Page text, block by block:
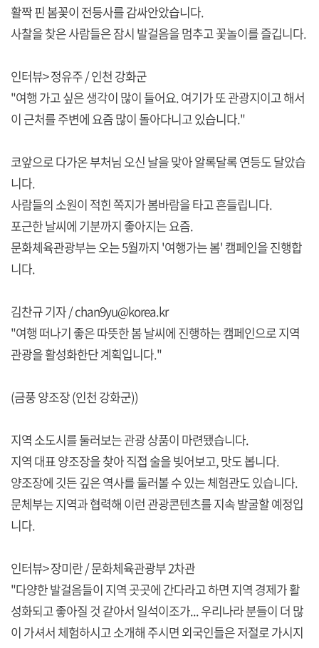
활짝 핀 봄꽃이 전등사를 감싸안았습니다.
사찰을 찾은 사람들은 잠시 발걸음을 멈추고 꽃놀이를 즐깁니다.
인터뷰> 정유주 / 인천 강화군
"여행 가고 싶은 생각이 많이 들어요. 여기가 또 관광지이고 해서
이 근처를 주변에 요즘 많이 돌아다니고 있습니다."
코앞으로 다가온 부처님 오신 날을 맞아 알록달록 연등도 달았습
니다.
사람들의 소원이 적힌 쪽지가 봄바람을 타고 흔들립니다.
포근한 날씨에 기분까지 좋아지는 요즘.
문화체육관광부는 오는 5월까지 '여행가는 봄' 캠페인을 진행합
니다.
김찬규 기자 / chan9yu@korea.kr
"여행 떠나기 좋은 따뜻한 봄 날씨에 진행하는 캠페인으로 지역
관광을 활성화한단 계획입니다."
(금풍 양조장 (인천 강화군))
지역 소도시를 둘러보는 관광 상품이 마련됐습니다.
지역 대표 양조장을 찾아 직접 술을 빚어보고, 맛도 봅니다.
양조장에 깃든 깊은 역사를 둘러볼 수 있는 체험관도 있습니다.
문체부는 지역과 협력해 이런 관광콘텐츠를 지속 발굴할 예정입
니다.
인터뷰> 장미란 / 문화체육관광부 2차관
"다양한 발걸음들이 지역 곳곳에 간다라고 하면 지역 경제가 활
성화되고 좋아질 것 같아서 일석이조가... 우리나라 분들이 더 많
이 가셔서 체험하시고 소개해 주시면 외국인들은 저절로 가시지